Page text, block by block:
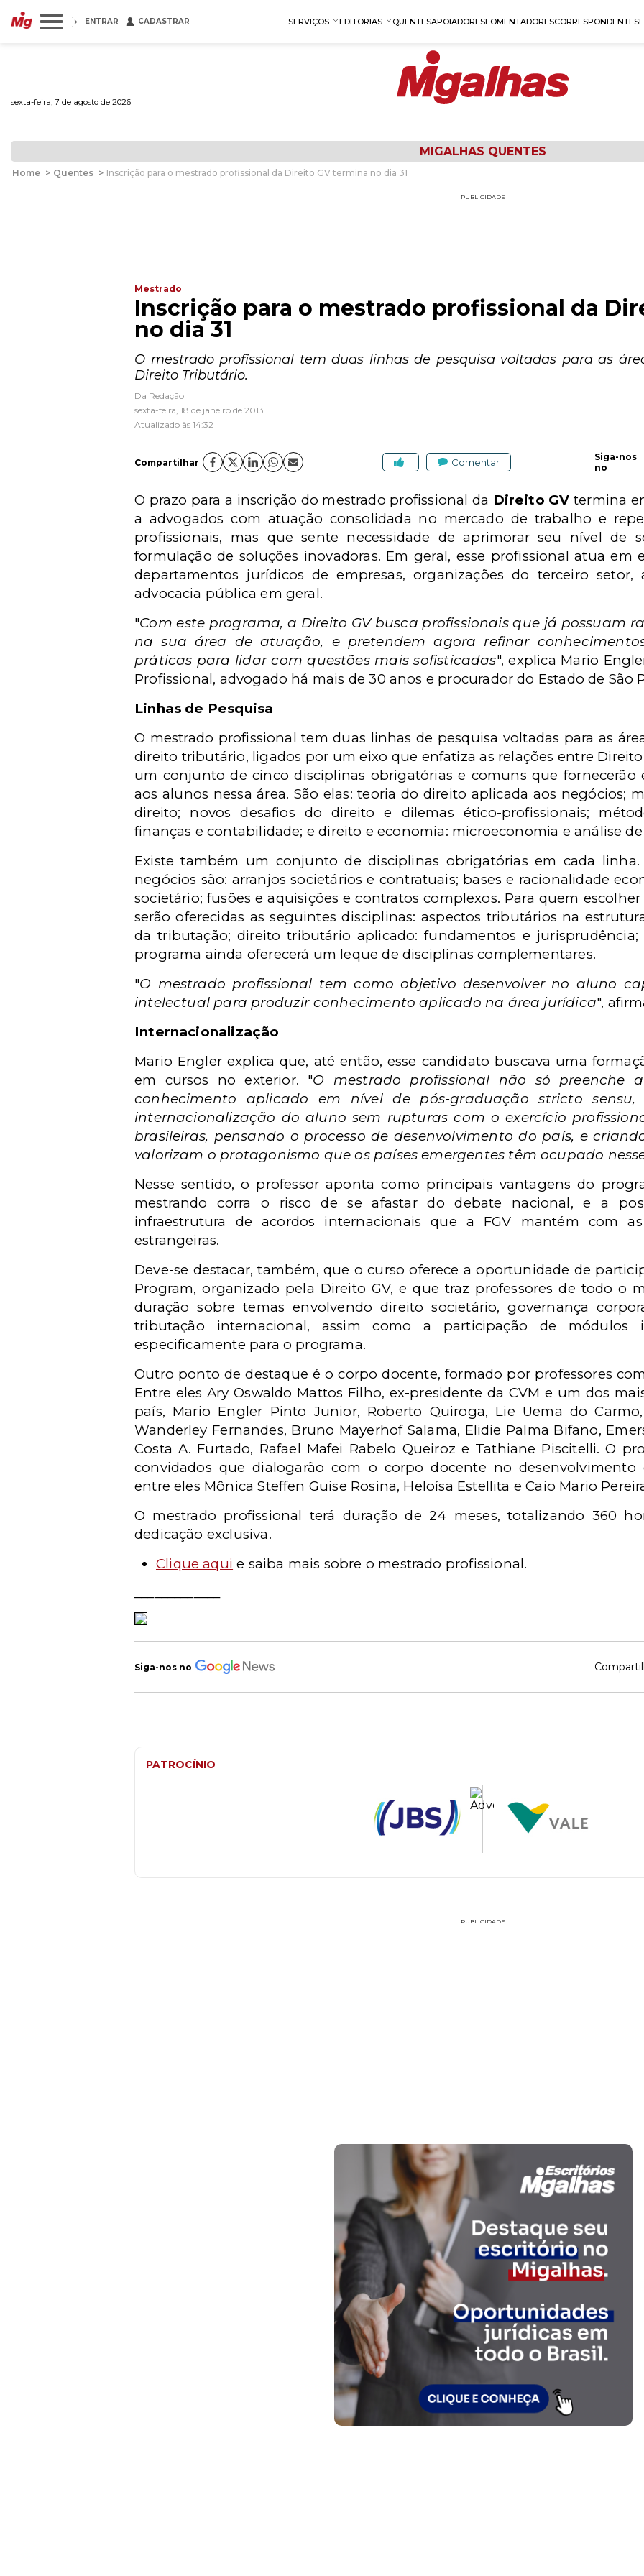
ENTRAR CADASTRAR SERVIÇOS EDITORIAS QUENTESAPOIADORESFOMENTADORESCORRESPONDENTES
sexta-feira, 7 de agosto de 2026
MIGALHAS QUENTES
Home > Quentes > Inscrição para o mestrado profissional da Direito GV termina no dia 31
PUBLICIDADE
Mestrado
Inscrição para o mestrado profissional da
no dia 31
O mestrado profissional tem duas linhas de pesquisa voltadas para as
Direito Tributário.
Da Redação
sexta-feira, 18 de janeiro de 2013
Atualizado às 14:32
Compartilhar Comentar
Siga-nos
no
O prazo para a inscrição do mestrado profissional da Direito GV termina
a advogados com atuação consolidada no mercado de trabalho e
profissionais, mas que sente necessidade de aprimorar seu nível de
formulação de soluções inovadoras. Em geral, esse profissional atua em
departamentos jurídicos de empresas, organizações do terceiro setor,
advocacia pública em geral.
"Com este programa, a Direito GV busca profissionais que já possuam
na sua área de atuação, e pretendem agora refinar
práticas para lidar com questões mais sofisticadas", explica Mario
Profissional, advogado há mais de 30 anos e procurador do Estado de São
Linhas de Pesquisa
O mestrado profissional tem duas linhas de pesquisa voltadas para as
direito tributário, ligados por um eixo que enfatiza as relações entre
um conjunto de cinco disciplinas obrigatórias e comuns que fornecerão
aos alunos nessa área. São elas: teoria do direito aplicada aos negócios;
direito; novos desafios do direito e dilemas ético-profissionais;
finanças e contabilidade; e direito e economia: microeconomia e análise de
Existe também um conjunto de disciplinas obrigatórias em cada linha.
negócios são: arranjos societários e contratuais; bases e racionalidade
societário; fusões e aquisições e contratos complexos. Para quem
serão oferecidas as seguintes disciplinas: aspectos tributários na
da tributação; direito tributário aplicado: fundamentos e
programa ainda oferecerá um leque de disciplinas complementares.
"O mestrado profissional tem como objetivo desenvolver no aluno
intelectual para produzir conhecimento aplicado na área jurídica",
Internacionalização
Mario Engler explica que, até então, esse candidato buscava uma
em cursos no exterior. "O mestrado profissional não só preenche
conhecimento aplicado em nível de pós-graduação stricto
internacionalização do aluno sem rupturas com o exercício
brasileiras, pensando o processo de desenvolvimento do país, e
valorizam o protagonismo que os países emergentes têm ocupado
Nesse sentido, o professor aponta como principais vantagens do
mestrando corra o risco de se afastar do debate nacional, e a
infraestrutura de acordos internacionais que a FGV mantém com as
estrangeiras.
Deve-se destacar, também, que o curso oferece a oportunidade de
Program, organizado pela Direito GV, e que traz professores de todo o
duração sobre temas envolvendo direito societário, governança
tributação internacional, assim como a participação de módulos
especificamente para o programa.
Outro ponto de destaque é o corpo docente, formado por professores
Entre eles Ary Oswaldo Mattos Filho, ex-presidente da CVM e um dos
país, Mario Engler Pinto Junior, Roberto Quiroga, Lie Uema do
Wanderley Fernandes, Bruno Mayerhof Salama, Elidie Palma Bifano,
Costa A. Furtado, Rafael Mafei Rabelo Queiroz e Tathiane Piscitelli. O
convidados que dialogarão com o corpo docente no desenvolvimento
entre eles Mônica Steffen Guise Rosina, Heloísa Estellita e Caio Mario
O mestrado profissional terá duração de 24 meses, totalizando 360
dedicação exclusiva.
Clique aqui e saiba mais sobre o mestrado profissional.
Siga-nos no
PATROCÍNIO
PUBLICIDADE